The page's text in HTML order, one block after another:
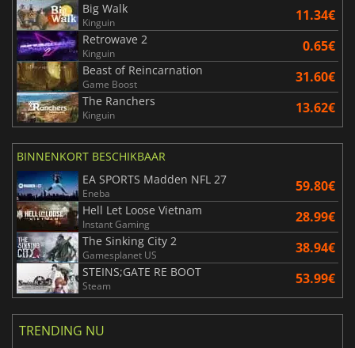
Big Walk
Kinguin 11.34€
Retrowave 2
Kinguin 0.65€
Beast of Reincarnation
Game Boost 31.60€
The Ranchers
Kinguin 13.62€
BINNENKORT BESCHIKBAAR
EA SPORTS Madden NFL 27
Eneba 59.80€
Hell Let Loose Vietnam
Instant Gaming 28.99€
The Sinking City 2
Gamesplanet US 38.94€
STEINS;GATE RE BOOT
Steam 53.99€
TRENDING NU